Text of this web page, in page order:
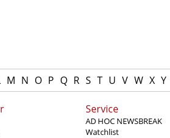
M N O P Q R S T U V W X Y
Service
AD HOC NEWSBREAK
Watchlist